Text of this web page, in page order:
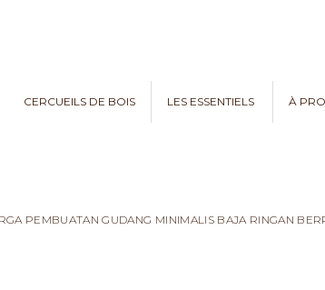
CERCUEILS DE BOIS LES ESSENTIELS À
PEMBUATAN GUDANG MINIMALIS BAJA RINGAN